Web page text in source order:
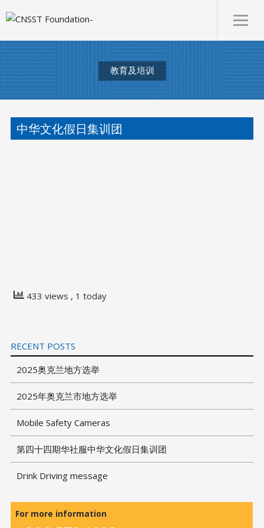
教育及培训
中华文化假日集训团
433 views , 1 today
RECENT POSTS
2025奥克兰地方选举
2025年奥克兰市地方选举
Mobile Safety Cameras
第四十四期华社服中华文化假日集训团
Drink Driving message
For more information